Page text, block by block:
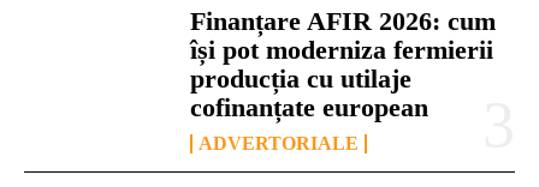
Finanțare AFIR 2026: cum
își pot moderniza fermierii
producția cu utilaje
cofinanțate european
ADVERTORIALE